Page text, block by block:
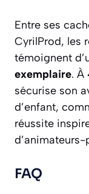
Entre ses
CyrilProd, les
témoignent
exemplaire. À
sécurise son
d’enfant,
réussite
FAQ